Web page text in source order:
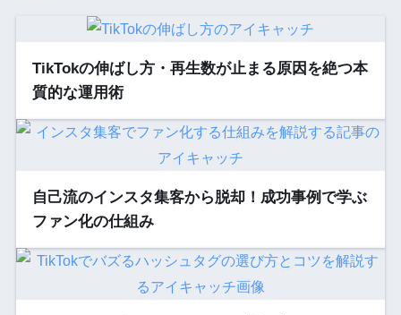
TikTokの伸ばし方・再生数が止まる原因を絶つ本
質的な運用術
自己流のインスタ集客から脱却！成功事例で学ぶ
ファン化の仕組み